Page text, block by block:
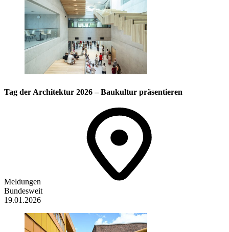
Tag der Architektur 2026 – Baukultur präsentieren
Meldungen
Bundesweit
19.01.2026